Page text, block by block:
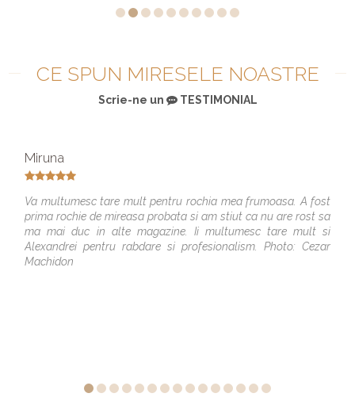
CE SPUN MIRESELE NOASTRE
Scrie-ne un TESTIMONIAL
Miruna
Va multumesc tare mult pentru rochia mea frumoasa. A fost
prima rochie de mireasa probata si am stiut ca nu are rost sa
ma mai duc in alte magazine. Ii multumesc tare mult si
Alexandrei pentru rabdare si profesionalism. Photo: Cezar
Machidon